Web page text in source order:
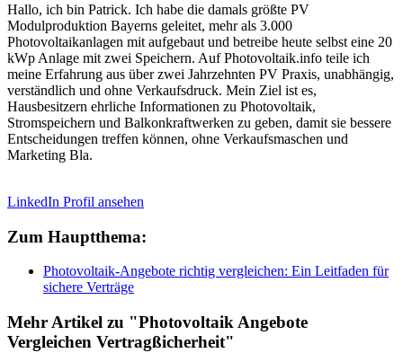
Hallo, ich bin Patrick. Ich habe die damals größte PV
Modulproduktion Bayerns geleitet, mehr als 3.000
Photovoltaikanlagen mit aufgebaut und betreibe heute selbst eine 20
kWp Anlage mit zwei Speichern. Auf Photovoltaik.info teile ich
meine Erfahrung aus über zwei Jahrzehnten PV Praxis, unabhängig,
verständlich und ohne Verkaufsdruck. Mein Ziel ist es,
Hausbesitzern ehrliche Informationen zu Photovoltaik,
Stromspeichern und Balkonkraftwerken zu geben, damit sie bessere
Entscheidungen treffen können, ohne Verkaufsmaschen und
Marketing Bla.
LinkedIn Profil ansehen
Zum Hauptthema:
Photovoltaik-Angebote richtig vergleichen: Ein Leitfaden für
sichere Verträge
Mehr Artikel zu "Photovoltaik Angebote
Vergleichen Vertragßicherheit"